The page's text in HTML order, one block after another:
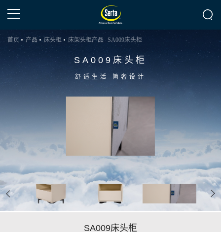
首页 产品 床头柜 床架头柜产品 SA009床头柜
SA009床头柜
舒适生活 简奢设计
SA009床头柜